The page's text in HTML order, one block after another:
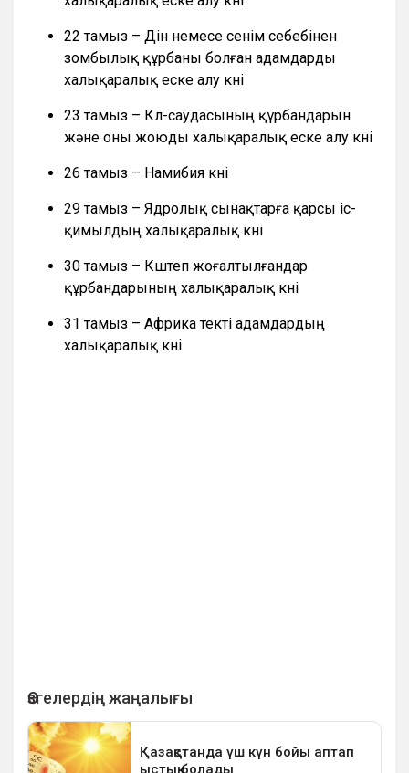
22 тамыз – Дін немесе сенім себебінен
зомбылық құрбаны болған адамдарды
халықаралық еске алу күні
23 тамыз – Күл-саудасының құрбандарын
және оны жоюды халықаралық еске алу күні
26 тамыз – Намибия күні
29 тамыз – Ядролық сынақтарға қарсы іс-
қимылдың халықаралық күні
30 тамыз – Күштеп жоғалтылғандар
құрбандарының халықаралық күні
31 тамыз – Африка текті адамдардың
халықаралық күні